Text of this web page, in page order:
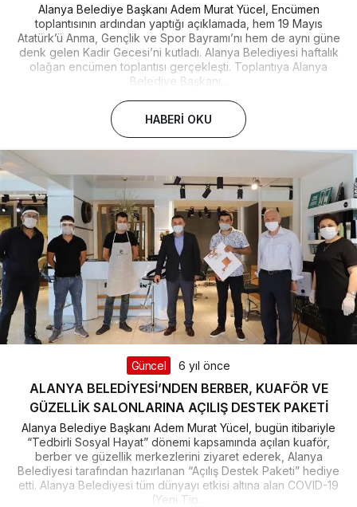
Alanya Belediye Başkanı Adem Murat Yücel, Encümen
toplantısının ardından yaptığı açıklamada, hem 19 Mayıs
Atatürk’ü Anma, Gençlik ve Spor Bayramı’nı hem de aynı güne
denk gelen Kadir Gecesi’ni kutladı. Alanya Belediyesi haftalık
olağan encümen toplantısı gerçekleşti. Toplantıya Alanya
Belediye Başkanı...
HABERI OKU
Güncel 6 yıl önce
ALANYA BELEDİYESİ’NDEN BERBER, KUAFÖR VE
GÜZELLİK SALONLARINA AÇILIŞ DESTEK PAKETİ
Alanya Belediye Başkanı Adem Murat Yücel, bugün itibariyle
“Tedbirli Sosyal Hayat” dönemi kapsamında açılan kuaför,
berber ve güzellik merkezlerini ziyaret ederek, Alanya
Belediyesi tarafından hazırlanan “Açılış Destek Paketi” hediye
etti. Alanya Belediyesi tüm dünyayı etkisi altına alan COVID-19
(Yeni Tip...